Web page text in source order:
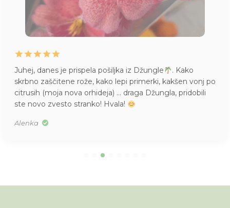
Juhej, danes je prispela pošiljka iz Džungle
. Kako
skrbno zaščitene rože, kako lepi primerki, kakšen vonj po
citrusih (moja nova orhideja) … draga Džungla, pridobili
ste novo zvesto stranko! Hvala!
Alenka